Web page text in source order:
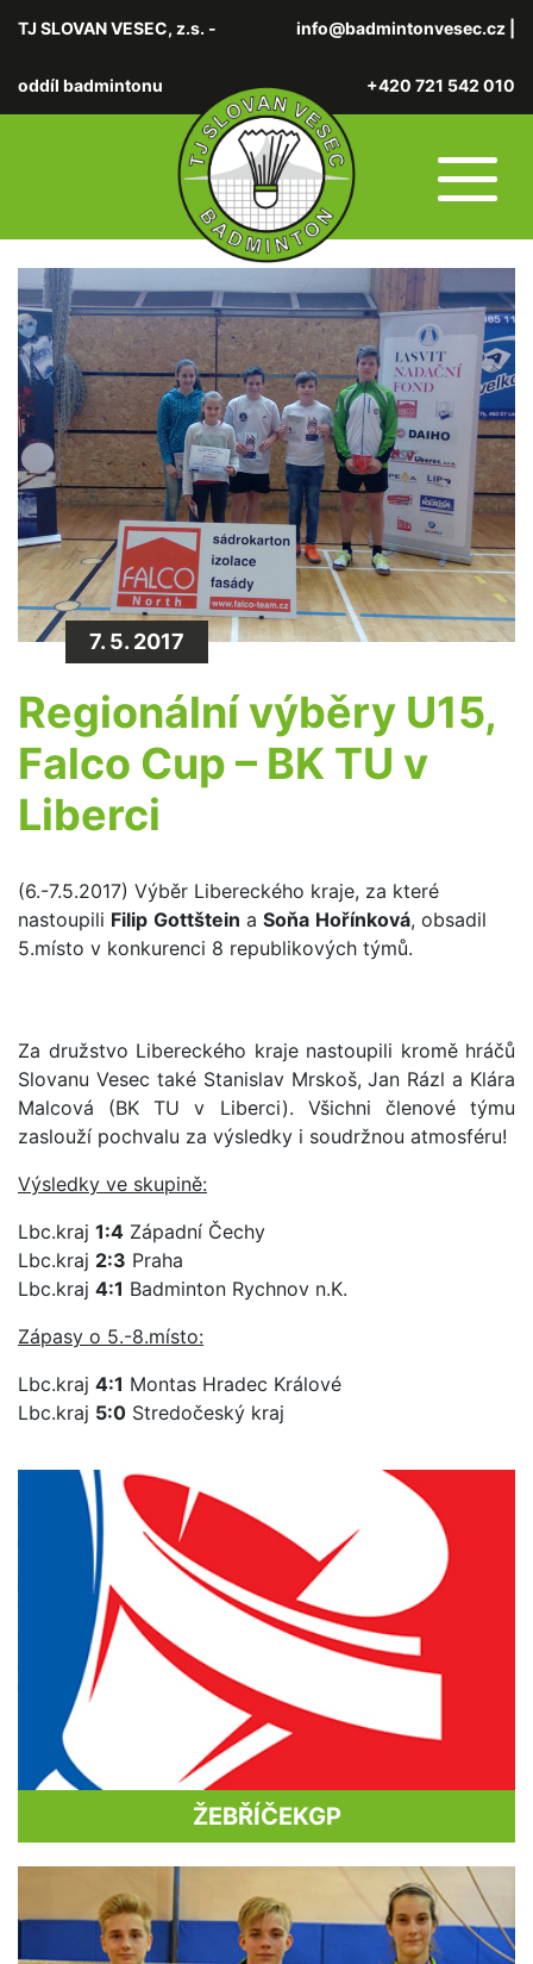
TJ SLOVAN VESEC, z.s. -
oddíl badmintonu
info@badmintonvesec.cz
+420 721 542 010
7. 5. 2017
Regionální výběry U15,
Falco Cup – BK TU v
Liberci
(6.-7.5.2017) Výběr Libereckého kraje, za které
nastoupili Filip Gottštein a Soňa Hořínková, obsadil
5.místo v konkurenci 8 republikových týmů.
Za družstvo Libereckého kraje nastoupili kromě hráčů
Slovanu Vesec také Stanislav Mrskoš, Jan Rázl a Klára
Malcová (BK TU v Liberci). Všichni členové týmu
zaslouží pochvalu za výsledky i soudržnou atmosféru!
Výsledky ve skupině:
Lbc.kraj 1:4 Západní Čechy
Lbc.kraj 2:3 Praha
Lbc.kraj 4:1 Badminton Rychnov n.K.
Zápasy o 5.-8.místo:
Lbc.kraj 4:1 Montas Hradec Králové
Lbc.kraj 5:0 Stredočeský kraj
ŽEBŘÍČEKGP